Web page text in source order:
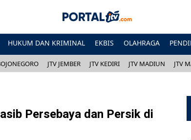
HUKUM DAN KRIMINAL EKBIS OLAHRAGA
JTV JEMBER JTV KEDIRI JTV MADIUN JTV
Persebaya dan Persik di